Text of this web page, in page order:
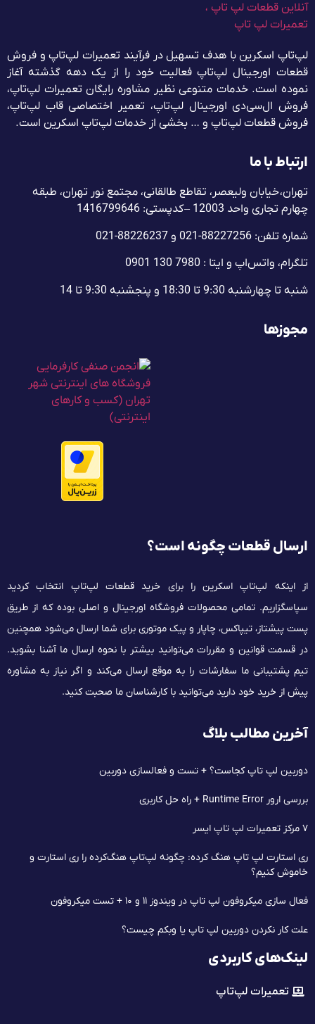
لپ‌تاپ اسکرین با هدف تسهیل در فرآیند تعمیرات لپ‌تاپ و فروش
قطعات اورجینال لپ‌تاپ فعالیت خود را از یک دهه گذشته آغاز
نموده است. خدمات متنوعی نظیر مشاوره رایگان تعمیرات لپ‌تاپ،
فروش ال‌سی‌دی اورجینال لپ‌تاپ، تعمیر اختصاصی قاب لپ‌تاپ،
فروش قطعات لپ‌تاپ و … بخشی از خدمات لپ‌تاپ اسکرین است.
ارتباط با ما
تهران، خیابان ولیعصر، تقاطع طالقانی، مجتمع نور تهران، طبقه
چهارم تجاری واحد 12003 – کدپستی: 1416799646
شماره تلفن: 88227256-021 و 88226237-021
تلگرام، واتس‌اپ و ایتا : 7980 130 0901
شنبه تا چهارشنبه 9:30 تا 18:30 و پنجشنبه‌ 9:30 تا 14
مجوزها
ارسال قطعات چگونه است؟
از اینکه لپ‌تاپ اسکرین را برای خرید قطعات لپ‌تاپ انتخاب کردید
سپاسگزاریم. تمامی محصولات فروشگاه اورجینال و اصلی بوده که از طریق
پست پیشتاز، تیپاکس، چاپار و پیک موتوری برای شما ارسال می‌شود همچنین
در قسمت قوانین و مقررات می‌توانید بیشتر با نحوه ارسال ما آشنا بشوید.
تیم پشتیبانی ما سفارشات را به موقع ارسال می‌کند و اگر نیاز به مشاوره
پیش از خرید خود دارید می‌توانید با کارشناسان ما صحبت کنید.
آخرین مطالب بلاگ
دوربین لپ تاپ کجاست؟ + تست و فعالسازی دوربین
بررسی ارور Runtime Error + راه حل کاربری
۷ مرکز تعمیرات لپ‌ تاپ ایسر
ری استارت لپ تاپ هنگ کرده: چگونه لپ‌تاپ هنگ‌کرده را ری استارت و
خاموش کنیم؟
فعال سازی میکروفون لپ تاپ در ویندوز ۱۱ و ۱۰ + تست میکروفون
علت کار نکردن دوربین لپ تاپ یا وبکم چیست؟
لینک‌های کاربردی
تعمیرات لپ‌تاپ